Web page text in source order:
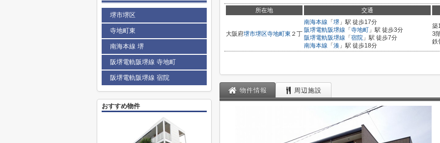
所在地 交通
大阪府堺市堺区寺地町東 ２丁
南海本線 「 堺 」駅 徒歩17分
阪堺電軌阪堺線 「 寺地町 」駅 徒歩3分
阪堺電軌阪堺線 「 宿院 」駅 徒歩7分
南海本線 「 湊 」駅 徒歩18分
築
3
鉄
物件情報 周辺施設
堺市堺区
寺地町東
南海本線 堺
阪堺電軌阪堺線 寺地町
阪堺電軌阪堺線 宿院
おすすめ物件